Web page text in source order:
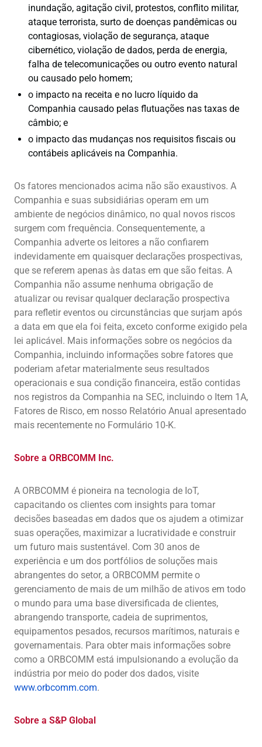
inundação, agitação civil, protestos, conflito militar,
ataque terrorista, surto de doenças pandêmicas ou
contagiosas, violação de segurança, ataque
cibernético, violação de dados, perda de energia,
falha de telecomunicações ou outro evento natural
ou causado pelo homem;
o impacto na receita e no lucro líquido da
Companhia causado pelas flutuações nas taxas de
câmbio; e
o impacto das mudanças nos requisitos fiscais ou
contábeis aplicáveis na Companhia.
Os fatores mencionados acima não são exaustivos. A
Companhia e suas subsidiárias operam em um
ambiente de negócios dinâmico, no qual novos riscos
surgem com frequência. Consequentemente, a
Companhia adverte os leitores a não confiarem
indevidamente em quaisquer declarações prospectivas,
que se referem apenas às datas em que são feitas. A
Companhia não assume nenhuma obrigação de
atualizar ou revisar qualquer declaração prospectiva
para refletir eventos ou circunstâncias que surjam após
a data em que ela foi feita, exceto conforme exigido pela
lei aplicável. Mais informações sobre os negócios da
Companhia, incluindo informações sobre fatores que
poderiam afetar materialmente seus resultados
operacionais e sua condição financeira, estão contidas
nos registros da Companhia na SEC, incluindo o Item 1A,
Fatores de Risco, em nosso Relatório Anual apresentado
mais recentemente no Formulário 10-K.
Sobre a ORBCOMM Inc.
A ORBCOMM é pioneira na tecnologia de IoT,
capacitando os clientes com insights para tomar
decisões baseadas em dados que os ajudem a otimizar
suas operações, maximizar a lucratividade e construir
um futuro mais sustentável. Com 30 anos de
experiência e um dos portfólios de soluções mais
abrangentes do setor, a ORBCOMM permite o
gerenciamento de mais de um milhão de ativos em todo
o mundo para uma base diversificada de clientes,
abrangendo transporte, cadeia de suprimentos,
equipamentos pesados, recursos marítimos, naturais e
governamentais. Para obter mais informações sobre
como a ORBCOMM está impulsionando a evolução da
indústria por meio do poder dos dados, visite
www.orbcomm.com.
Sobre a S&P Global